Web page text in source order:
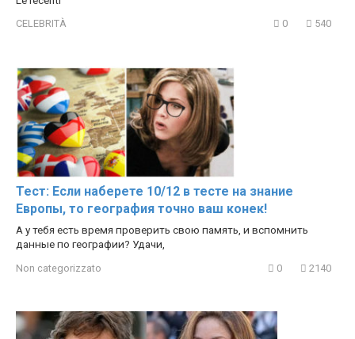
CELEBRITÀ 0 540
Тест: Если наберете 10/12 в тесте на знание
Европы, то география точно ваш конек!
А у тебя есть время проверить свою память, и вспомнить
данные по географии? Удачи,
Non categorizzato 0 2140